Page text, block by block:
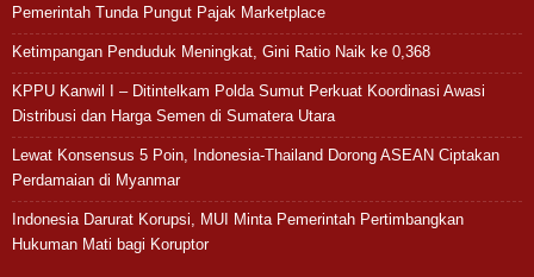
Pemerintah Tunda Pungut Pajak Marketplace
Ketimpangan Penduduk Meningkat, Gini Ratio Naik ke 0,368
KPPU Kanwil I – Ditintelkam Polda Sumut Perkuat Koordinasi Awasi
Distribusi dan Harga Semen di Sumatera Utara
Lewat Konsensus 5 Poin, Indonesia-Thailand Dorong ASEAN Ciptakan
Perdamaian di Myanmar
Indonesia Darurat Korupsi, MUI Minta Pemerintah Pertimbangkan
Hukuman Mati bagi Koruptor